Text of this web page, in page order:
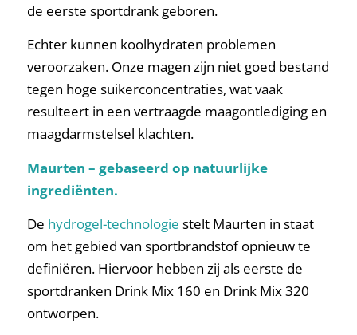
de eerste sportdrank geboren.
Echter kunnen koolhydraten problemen
veroorzaken. Onze magen zijn niet goed bestand
tegen hoge suikerconcentraties, wat vaak
resulteert in een vertraagde maagontlediging en
maagdarmstelsel klachten.
Maurten – gebaseerd op natuurlijke
ingrediënten.
De hydrogel-technologie stelt Maurten in staat
om het gebied van sportbrandstof opnieuw te
definiëren. Hiervoor hebben zij als eerste de
sportdranken Drink Mix 160 en Drink Mix 320
ontworpen.